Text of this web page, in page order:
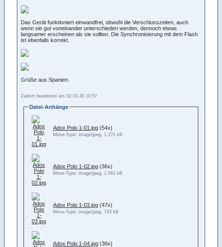
Das Gerät funktioniert einwandfrei, obwohl die Verschlusszeiten, auch
wenn sie gut voneinander unterschieden werden, dennoch etwas
langsamer erscheinen als sie sollten. Die Synchronisierung mit dem Flash
ist ebenfalls korrekt.
Grüße aus Spanien.
Zuletzt bearbeitet am 02.03.26 10:57
Datei-Anhänge
Adox Polo 1-01.jpg (54x)
Mime-Type: image/jpeg, 1.271 kB
Adox Polo 1-02.jpg (36x)
Mime-Type: image/jpeg, 1.061 kB
Adox Polo 1-03.jpg (47x)
Mime-Type: image/jpeg, 733 kB
Adox Polo 1-04.jpg (36x)